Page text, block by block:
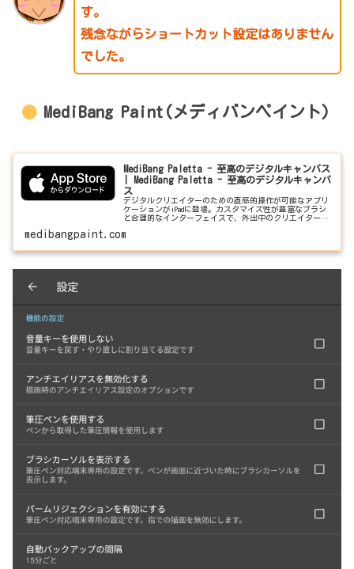
す。
残念ながらショートカット設定はありません
でした。
MediBang Paint(メディバンペイント)
MediBang Paletta - 至高のデジタルキャンバス
| MediBang Paletta - 至高のデジタルキャンバ
ス
デジタルクリエイターのための直感的操作が可能なアプリ
ケーションがiPadに登場。カスタマイズ性が豊富なブラシ
と合理的なインターフェイスで、外出中のクリエイターに
medibangpaint.com